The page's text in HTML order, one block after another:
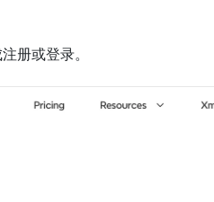
册或登录。